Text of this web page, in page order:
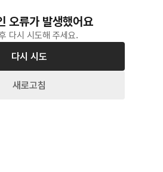
오류가 발생했어요
다시 시도해 주세요.
다시 시도
새로고침